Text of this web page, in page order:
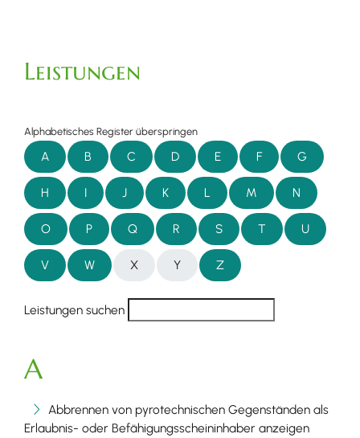
Leistungen
Alphabetisches Register überspringen
A B C D E F G
H I J K L M N
O P Q R S T U
V W X Y Z
Leistungen suchen
A
Abbrennen von pyrotechnischen Gegenständen als
Erlaubnis- oder Befähigungsscheininhaber anzeigen